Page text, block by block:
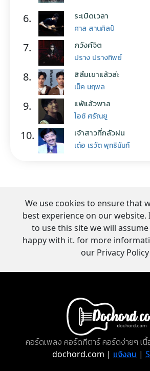
6. ระเบิดเวลา
ศาล สานศิลป์
7. ภวังค์จิต
ปราง ปรางทิพย์
8. สิลืมเขาแล้วล่ะ
เน็ค นฤพล
9. แพ้แล้วพาล
ไอซ์ ศรัณยู
10. เจ้าสาวที่กลัวฝน
เต๋อ เรวัต พุทธินันท์
We use cookies to ensure that
best experience on our
to use this site we will
happy with it. for more
our Privacy Policy
คอร์ดเพลง คอร์ดกีตาร์ คอร์ดง่ายๆ เนื้
dochord.com | แจ้งลบ |